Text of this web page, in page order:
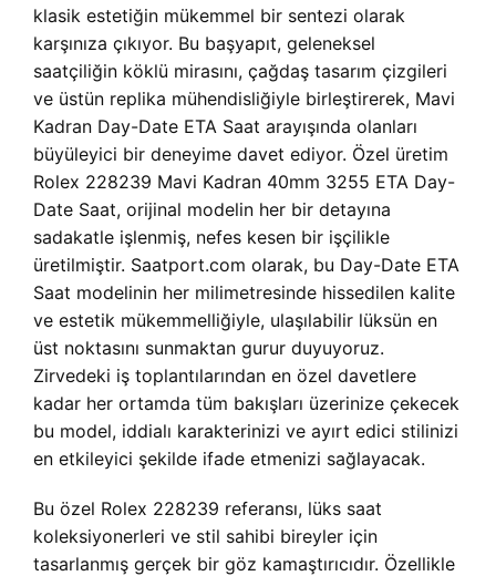
klasik estetiğin mükemmel bir sentezi olarak
karşınıza çıkıyor. Bu başyapıt, geleneksel
saatçiliğin köklü mirasını, çağdaş tasarım çizgileri
ve üstün replika mühendisliğiyle birleştirerek, Mavi
Kadran Day-Date ETA Saat arayışında olanları
büyüleyici bir deneyime davet ediyor. Özel üretim
Rolex 228239 Mavi Kadran 40mm 3255 ETA Day-
Date Saat, orijinal modelin her bir detayına
sadakatle işlenmiş, nefes kesen bir işçilikle
üretilmiştir. Saatport.com olarak, bu Day-Date ETA
Saat modelinin her milimetresinde hissedilen kalite
ve estetik mükemmelliğiyle, ulaşılabilir lüksün en
üst noktasını sunmaktan gurur duyuyoruz.
Zirvedeki iş toplantılarından en özel davetlere
kadar her ortamda tüm bakışları üzerinize çekecek
bu model, iddialı karakterinizi ve ayırt edici stilinizi
en etkileyici şekilde ifade etmenizi sağlayacak.
Bu özel Rolex 228239 referansı, lüks saat
koleksiyonerleri ve stil sahibi bireyler için
tasarlanmış gerçek bir göz kamaştırıcıdır. Özellikle